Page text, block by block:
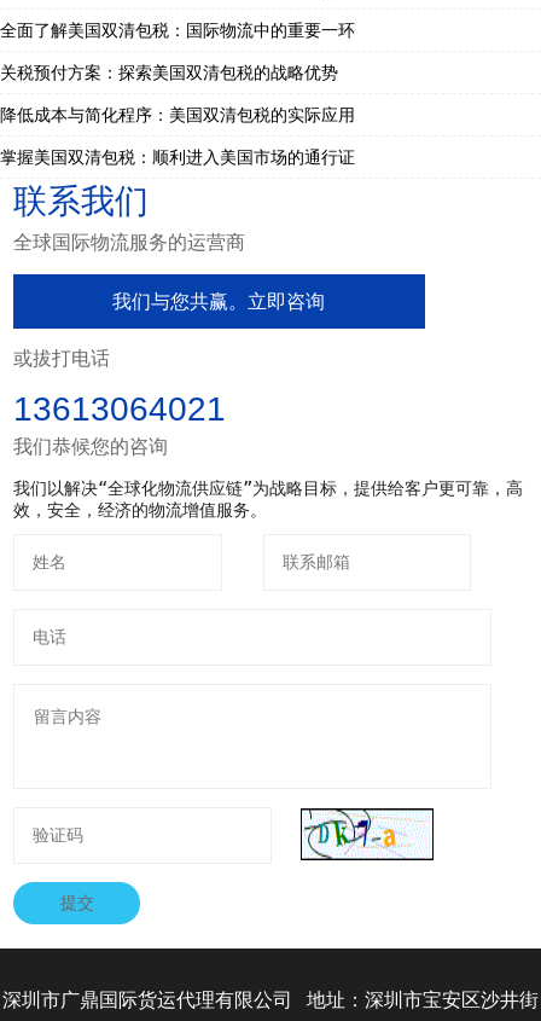
全面了解美国双清包税：国际物流中的重要一环
关税预付方案：探索美国双清包税的战略优势
降低成本与简化程序：美国双清包税的实际应用
掌握美国双清包税：顺利进入美国市场的通行证
联系我们
全球国际物流服务的运营商
我们与您共赢。立即咨询
或拔打电话
13613064021
我们恭候您的咨询
我们以解决“全球化物流供应链”为战略目标，提供给客户更可靠，高
效，安全，经济的物流增值服务。
提交
深圳市广鼎国际货运代理有限公司 地址：深圳市宝安区沙井街